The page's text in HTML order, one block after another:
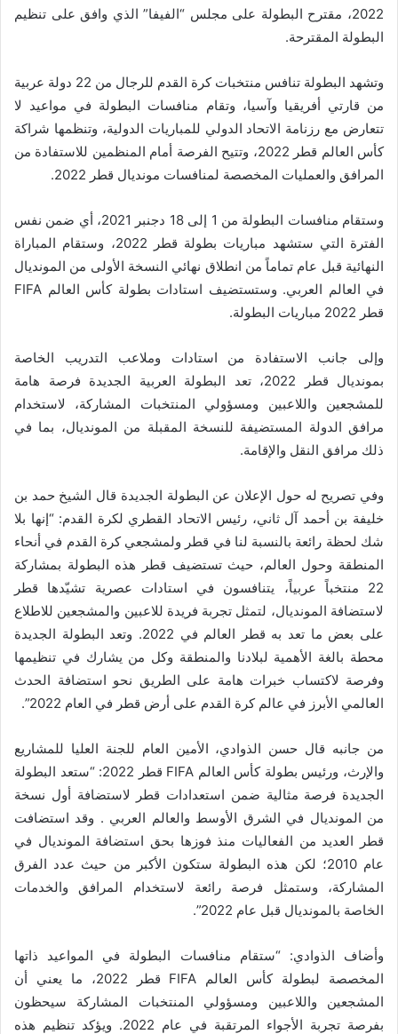
2022، مقترح البطولة على مجلس “الفيفا” الذي وافق على تنظيم
البطولة المقترحة.
وتشهد البطولة تنافس منتخبات كرة القدم للرجال من 22 دولة عربية
من قارتي أفريقيا وآسيا، وتقام منافسات البطولة في مواعيد لا
تتعارض مع رزنامة الاتحاد الدولي للمباريات الدولية، وتنظمها شراكة
كأس العالم قطر 2022، وتتيح الفرصة أمام المنظمين للاستفادة من
المرافق والعمليات المخصصة لمنافسات مونديال قطر 2022.
وستقام منافسات البطولة من 1 إلى 18 دجنبر 2021، أي ضمن نفس
الفترة التي ستشهد مباريات بطولة قطر 2022، وستقام المباراة
النهائية قبل عام تماماً من انطلاق نهائي النسخة الأولى من المونديال
في العالم العربي. وستستضيف استادات بطولة كأس العالم FIFA
قطر 2022 مباريات البطولة.
وإلى جانب الاستفادة من استادات وملاعب التدريب الخاصة
بمونديال قطر 2022، تعد البطولة العربية الجديدة فرصة هامة
للمشجعين واللاعبين ومسؤولي المنتخبات المشاركة، لاستخدام
مرافق الدولة المستضيفة للنسخة المقبلة من المونديال، بما في
ذلك مرافق النقل والإقامة.
وفي تصريح له حول الإعلان عن البطولة الجديدة قال الشيخ حمد بن
خليفة بن أحمد آل ثاني، رئيس الاتحاد القطري لكرة القدم: “إنها بلا
شك لحظة رائعة بالنسبة لنا في قطر ولمشجعي كرة القدم في أنحاء
المنطقة وحول العالم، حيث تستضيف قطر هذه البطولة بمشاركة
22 منتخباً عربياً، يتنافسون في استادات عصرية تشيّدها قطر
لاستضافة المونديال، لتمثل تجربة فريدة للاعبين والمشجعين للاطلاع
على بعض ما تعد به قطر العالم في 2022. وتعد البطولة الجديدة
محطة بالغة الأهمية لبلادنا والمنطقة وكل من يشارك في تنظيمها
وفرصة لاكتساب خبرات هامة على الطريق نحو استضافة الحدث
العالمي الأبرز في عالم كرة القدم على أرض قطر في العام 2022”.
من جانبه قال حسن الذوادي، الأمين العام للجنة العليا للمشاريع
والإرث، ورئيس بطولة كأس العالم FIFA قطر 2022: “ستعد البطولة
الجديدة فرصة مثالية ضمن استعدادات قطر لاستضافة أول نسخة
من المونديال في الشرق الأوسط والعالم العربي . وقد استضافت
قطر العديد من الفعاليات منذ فوزها بحق استضافة المونديال في
عام 2010؛ لكن هذه البطولة ستكون الأكبر من حيث عدد الفرق
المشاركة، وستمثل فرصة رائعة لاستخدام المرافق والخدمات
الخاصة بالمونديال قبل عام 2022”.
وأضاف الذوادي: “ستقام منافسات البطولة في المواعيد ذاتها
المخصصة لبطولة كأس العالم FIFA قطر 2022، ما يعني أن
المشجعين واللاعبين ومسؤولي المنتخبات المشاركة سيحظون
بفرصة تجربة الأجواء المرتقبة في عام 2022. ويؤكد تنظيم هذه